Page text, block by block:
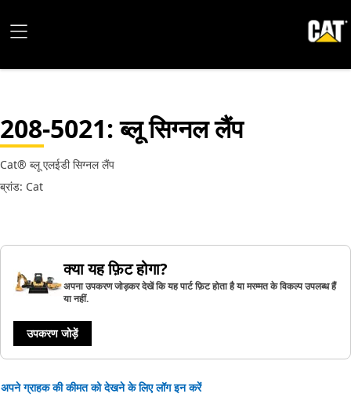
208-5021: ब्लू सिग्नल लैंप
Cat® ब्लू एलईडी सिग्नल लैंप
ब्रांड: Cat
क्या यह फ़िट होगा?
अपना उपकरण जोड़कर देखें कि यह पार्ट फ़िट होता है या मरम्मत के विकल्प उपलब्ध हैं
या नहीं.
उपकरण जोड़ें
अपने ग्राहक की कीमत को देखने के लिए लॉग इन करें